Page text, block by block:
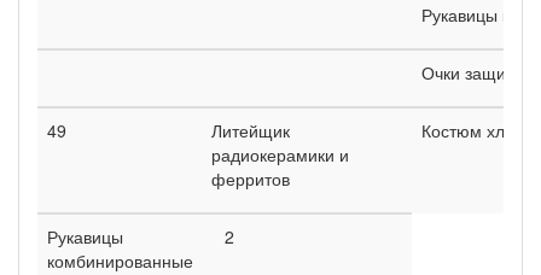
Рукавицы
Очки
49
Литейщик
радиокерамики и
ферритов
Костюм
Рукавицы
комбинированные
2